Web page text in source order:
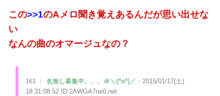
この>>1のAメロ聞き覚えあるんだが思い出せな
い
なんの曲のオマージュなの？
161 ： 名無し募集中。。。＠＼(^o^)／ ：2015/01/17(土)
18:31:08.52 ID:2AWGA7ne0.net